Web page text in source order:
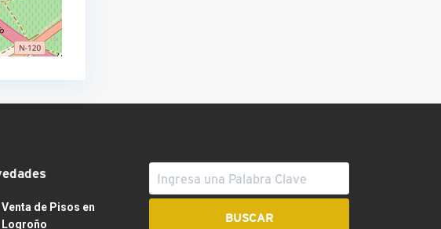
Venta de Pisos en
Logroño